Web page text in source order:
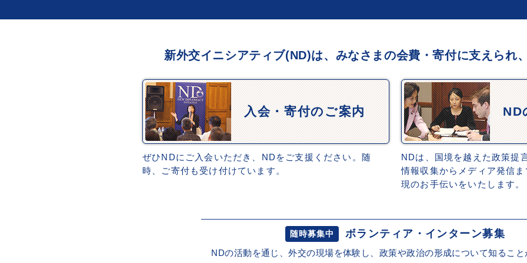
新外交イニシアティブ(ND)は、みなさまの会費・寄付に支えられ
入会・寄付のご案内
ぜひNDにご入会いただき、NDをご支援ください。随
時、ご寄付も受け付けています。
ND
NDは、国境を越えた政策提
情報収集からメディア発信
現のお手伝いをいたします。
随時募集中 ボランティア・インターン募集
NDの活動を通じ、外交の現場を体験し、政策や政治の形成について知るこ